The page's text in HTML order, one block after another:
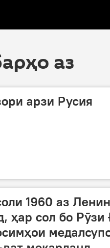
аз
арзи Русия
1960 аз
ҳар сол бо Рӯзи